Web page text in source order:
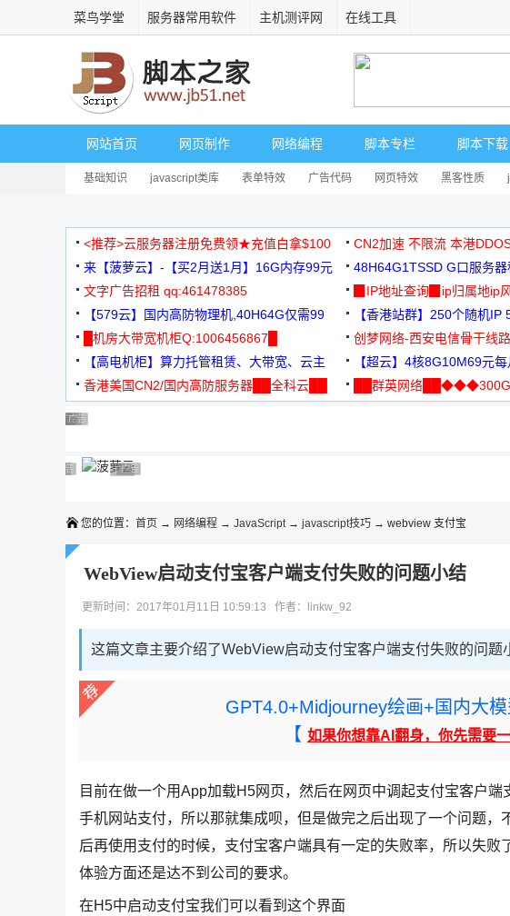
菜鸟学堂 服务器常用软件 主机测评网 在线工具
网站首页 网页制作 网络编程 脚本专栏 脚本下载
基础知识 javascript类库 表单特效 广告代码 网页特效 黑客性质
<推荐>云服务器注册免费领★充值白拿$100 CN2加速 不限流 本港
来【菠萝云】-【买2月送1月】16G内存99元
48H64G1TSSD G口服务
3000+可免费测试
文字广告招租 qq:461478385
▉IP地址查询▉ip归属地ip
【579云】国内高防物理机,40H64G仅需99
元
【香港站群】250个随机IP
█机房大带宽机柜Q:1006456867█
创梦网络-西安电信骨干线
88元/月
【高电机柜】算力托管租赁、大带宽、云主
机
【超云】4核8G10M69元每
香港美国CN2/国内高防服务器██全科云██
██群英网络██◆◆◆300G
广告 商业广告，理性选择
广告 商业广告，理性选择
广告 商业广告，理性选择
广告 商业广告，理性选择
广告 商业广告，理性选择
广告 商业广告，理性选择
广告 商业广告，理性选择
广告 商业广告，理性选择广告 商业广告，理性选择
广告 商业广告，理性选择
您的位置： 首页 → 网络编程 → JavaScript→ javascript技巧 → webview 支付宝
WebView启动支付宝客户端支付失败的问题小结
更新时间：2017年01月11日 10:59:13 作者：linkw_92
这篇文章主要介绍了WebView启动支付宝客户端支付失败的问
GPT4.0+Midjourney绘画+国内大模
【 如果你想靠AI翻身，你先需要
目前在做一个用App加载H5网页，然后在网页中调起支付宝客户
手机网站支付，所以那就集成呗，但是做完之后出现了一个问题
后再使用支付的时候，支付宝客户端具有一定的失败率，所以失
体验方面还是达不到公司的要求。
在H5中启动支付宝我们可以看到这个界面